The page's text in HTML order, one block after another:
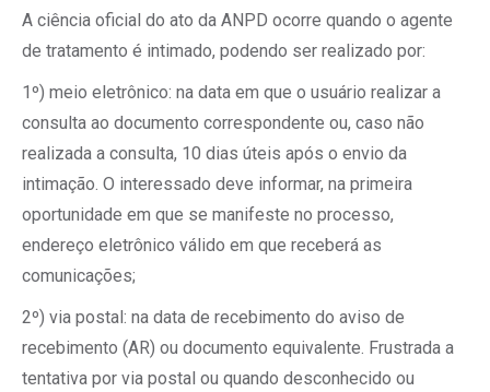
A ciência oficial do ato da ANPD ocorre quando o agente
de tratamento é intimado, podendo ser realizado por:
1º) meio eletrônico: na data em que o usuário realizar a
consulta ao documento correspondente ou, caso não
realizada a consulta, 10 dias úteis após o envio da
intimação. O interessado deve informar, na primeira
oportunidade em que se manifeste no processo,
endereço eletrônico válido em que receberá as
comunicações;
2º) via postal: na data de recebimento do aviso de
recebimento (AR) ou documento equivalente. Frustrada a
tentativa por via postal ou quando desconhecido ou